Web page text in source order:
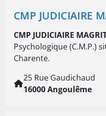
CMP JUDICIAIRE
CMP JUDICIAIRE
Psychologique (C.M.P.)
Charente.
25 Rue Gaudichaud
16000 Angoulême